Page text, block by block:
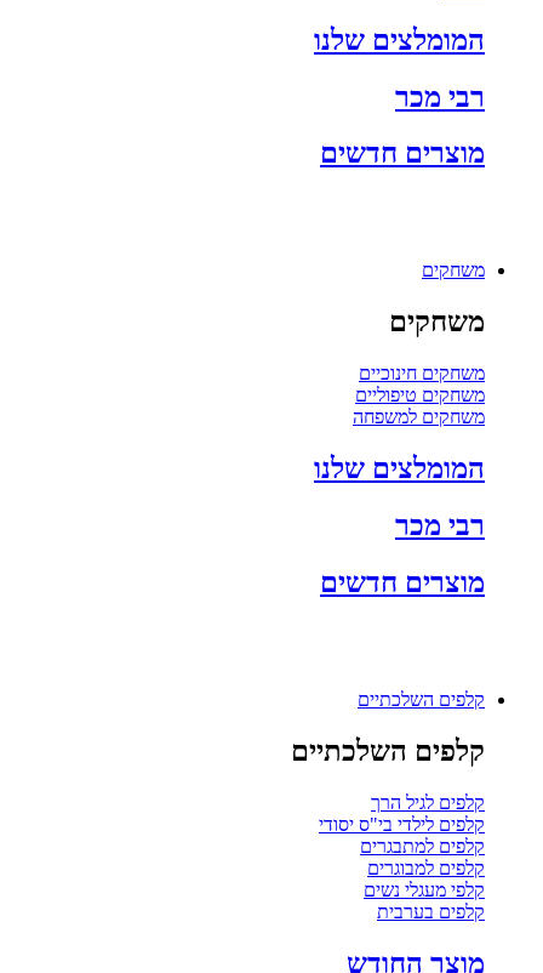
המומלצים שלנו
רבי מכר
מוצרים חדשים
משחקים
משחקים
משחקים חינוכיים
משחקים טיפוליים
משחקים למשפחה
המומלצים שלנו
רבי מכר
מוצרים חדשים
קלפים השלכתיים
קלפים השלכתיים
קלפים לגיל הרך
קלפים לילדי בי"ס יסודי
קלפים למתבגרים
קלפים למבוגרים
קלפי מעגלי נשים
קלפים בערבית
מוצר החודש